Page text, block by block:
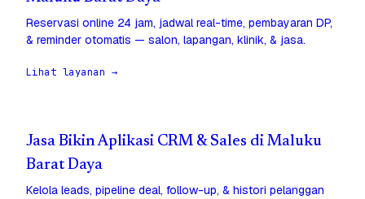
Reservasi online 24 jam, jadwal real-time, pembayaran DP,
& reminder otomatis — salon, lapangan, klinik, & jasa.
Lihat layanan →
Jasa Bikin Aplikasi CRM & Sales di Maluku
Barat Daya
Kelola leads, pipeline deal, follow-up, & histori pelanggan